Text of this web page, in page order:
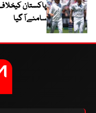
سامنے آ گیا